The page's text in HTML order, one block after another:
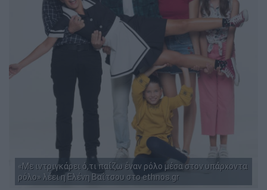
«Με ιντριγκάρει ό,τι παίζω έναν ρόλο μέσα στον υπάρχοντα
ρόλο» λέει η Ελένη Βαΐτσου στο ethnos.gr